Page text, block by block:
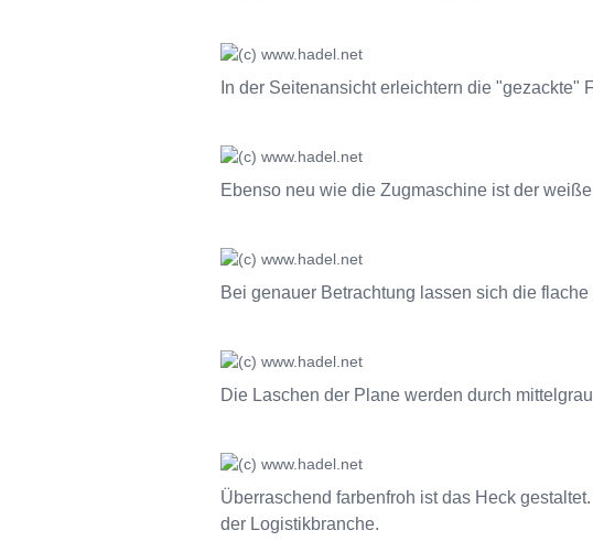
In der Seitenansicht erleichtern die
Ebenso neu wie die Zugmaschine ist der
Bei genauer Betrachtung lassen sich die
Die Laschen der Plane werden durch
Überraschend farbenfroh ist das Heck
der Logistikbranche.